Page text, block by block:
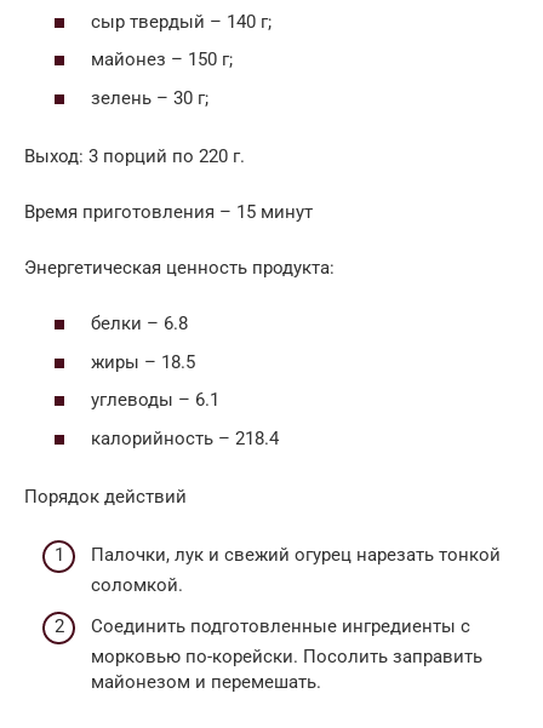
сыр твердый – 140 г;
майонез – 150 г;
зелень – 30 г;
Выход: 3 порций по 220 г.
Время приготовления – 15 минут
Энергетическая ценность продукта:
белки – 6.8
жиры – 18.5
углеводы – 6.1
калорийность – 218.4
Порядок действий
Палочки, лук и свежий огурец нарезать тонкой
соломкой.
Соединить подготовленные ингредиенты с
морковью по-корейски. Посолить заправить
майонезом и перемешать.